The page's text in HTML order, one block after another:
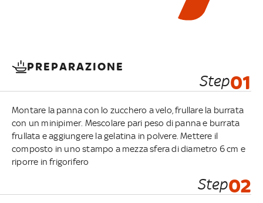
PREPARAZIONE
Step01
Montare la panna con lo zucchero a velo, frullare la burrata
con un minipimer. Mescolare pari peso di panna e burrata
frullata e aggiungere la gelatina in polvere. Mettere il
composto in uno stampo a mezza sfera di diametro 6 cm e
riporre in frigorifero
Step02